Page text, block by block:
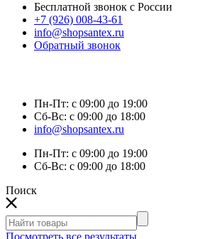
Бесплатной звонок с России
+7 (926) 008-43-61
info@shopsantex.ru
Обратный звонок
Пн-Пт: с 09:00 до 19:00
Сб-Вс: с 09:00 до 18:00
info@shopsantex.ru
Пн-Пт: с 09:00 до 19:00
Сб-Вс: с 09:00 до 18:00
Поиск
Посмотреть все результаты